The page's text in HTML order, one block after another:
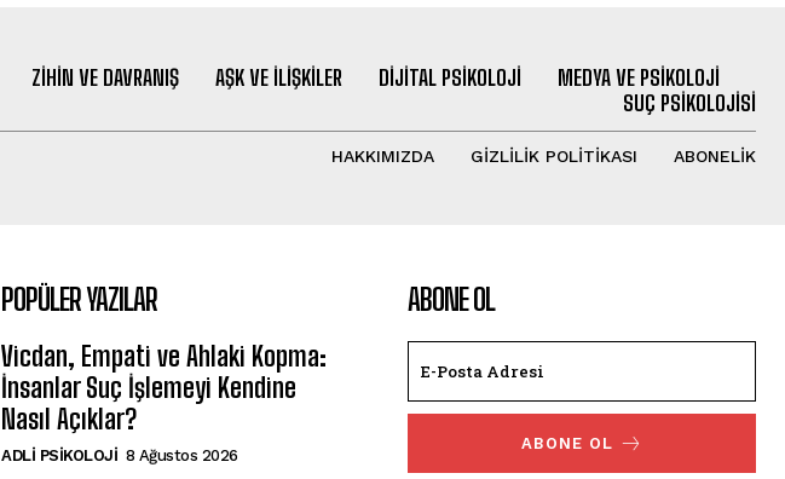
ZIHIN VE DAVRANIŞ AŞK VE İLIŞKILER DIJITAL PSIKOLOJI
MEDYA VE PSIKOLOJI
SUÇ PSIKOLOJISI
HAKKIMIZDA GIZLILIK POLITIKASI ABONELIK
POPÜLER YAZILAR
Vicdan, Empati ve Ahlaki Kopma:
İnsanlar Suç İşlemeyi Kendine
Nasıl Açıklar?
ADLI PSIKOLOJI 8 Ağustos 2026
ABONE OL
ABONE OL